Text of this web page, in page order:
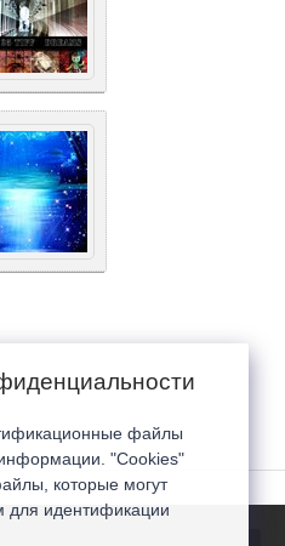
файлы
"Cookies"
которые могут
для идентификации